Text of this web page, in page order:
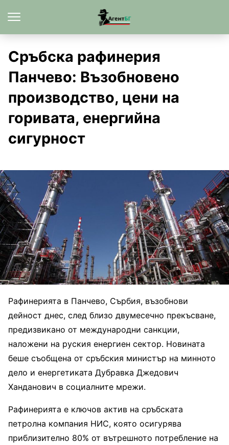
Сръбска рафинерия
Панчево: Възобновено
производство, цени на
горивата, енергийна
сигурност
Рафинерията в Панчево, Сърбия, възобнови
дейност днес, след близо двумесечно прекъсване,
предизвикано от международни санкции,
наложени на руския енергиен сектор. Новината
беше съобщена от сръбския министър на минното
дело и енергетиката Дубравка Джедович
Ханданович в социалните мрежи.
Рафинерията е ключов актив на сръбската
петролна компания НИС, която осигурява
приблизително 80% от вътрешното потребление на